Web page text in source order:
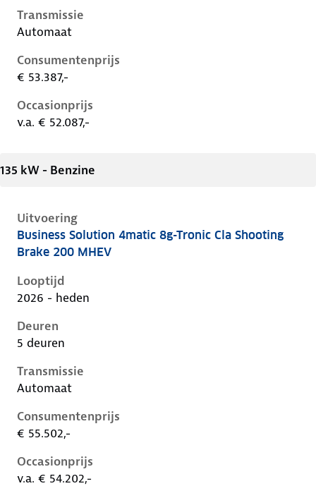
Transmissie
Automaat
Consumentenprijs
€ 53.387,-
Occasionprijs
v.a. € 52.087,-
135 kW - Benzine
Uitvoering
Mercedes Cla-Klasse iii-x174, cla shooting brake 200
Business Solution 4matic 8g-Tronic Cla Shooting
Brake 200 MHEV
Looptijd
2026 - heden
Deuren
5 deuren
Transmissie
Automaat
Consumentenprijs
€ 55.502,-
Occasionprijs
v.a. € 54.202,-